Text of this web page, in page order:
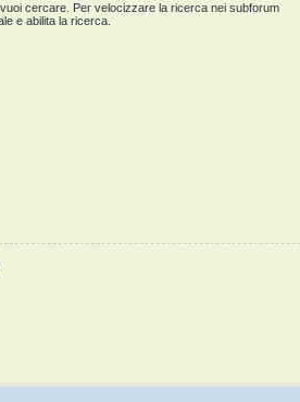
cercare. Per velocizzare la ricerca nei subforum
e abilita la ricerca.